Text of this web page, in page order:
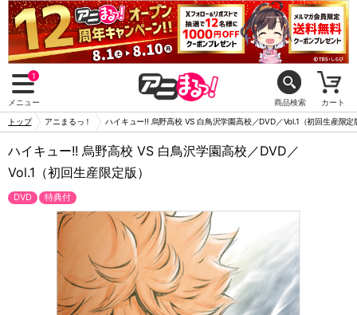
1
メニュー 商品検索 カート
トップ アニまるっ！ ハイキュー!! 烏野高校 VS 白鳥沢学園高校／DVD／Vol.1（初回生産限定
ハイキュー!! 烏野高校 VS 白鳥沢学園高校／DVD／
Vol.1（初回生産限定版）
DVD 特典付